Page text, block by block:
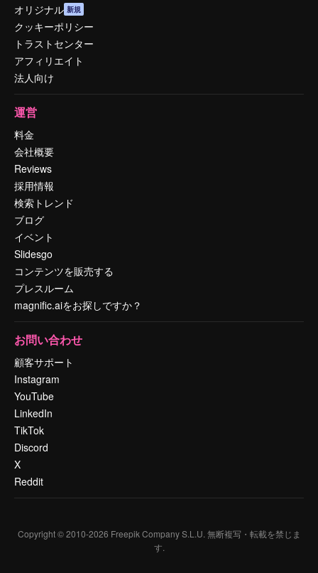
オリジナル 新規
クッキーポリシー
トラストセンター
アフィリエイト
法人向け
運営
料金
会社概要
Reviews
採用情報
検索トレンド
ブログ
イベント
Slidesgo
コンテンツを販売する
プレスルーム
magnific.aiをお探しですか？
お問い合わせ
顧客サポート
Instagram
YouTube
LinkedIn
TikTok
Discord
X
Reddit
Copyright © 2010-2026 Freepik Company S.L.U. 無断複写・転載を禁じま
す.